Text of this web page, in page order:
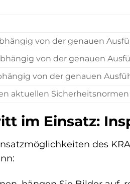
von der genauen
von der genauen
von der genauen
aktuellen Sicherheitsnormen
im Einsatz:
des